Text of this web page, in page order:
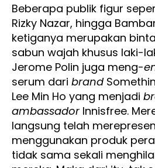
Beberapa publik figur
Rizky Nazar, hingga
ketiganya merupakan
sabun wajah khusus laki-
Jerome Polin juga meng-
serum dari brand
Lee Min Ho yang menjadi
ambassador Innisfree.
langsung telah
menggunakan produk
tidak sama sekali